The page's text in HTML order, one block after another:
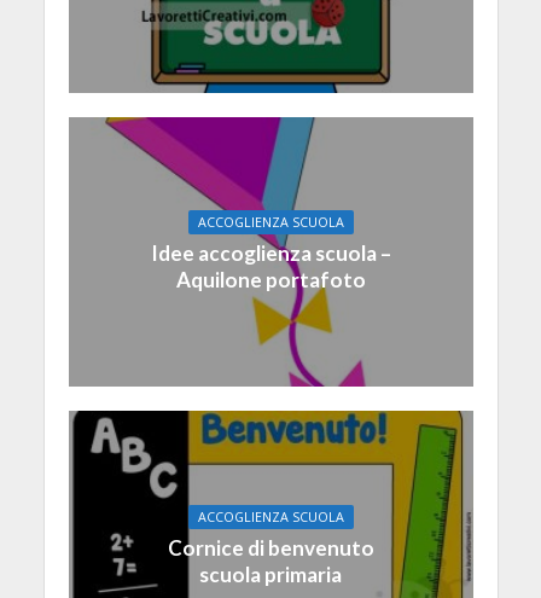
ACCOGLIENZA SCUOLA
Idee accoglienza scuola –
Aquilone portafoto
ACCOGLIENZA SCUOLA
Cornice di benvenuto
scuola primaria